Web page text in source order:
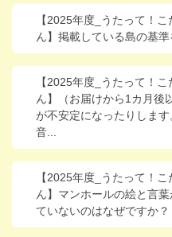
カテゴリーから探す
お問い合わせ窓口
他の講座のよくある質問
進研ゼミ 小学講座
進研ゼミ 中学講座
進研ゼミ 中学講座 中
【2025年度_うたって！
ん】掲載している島の基
【2025年度_うたって！
ん】（お届けから1カ月後
が不安定になったりしま
音...
【2025年度_うたって！
ん】マンホールの絵と言
ていないのはなぜですか？